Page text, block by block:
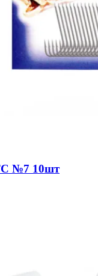
№7 10шт